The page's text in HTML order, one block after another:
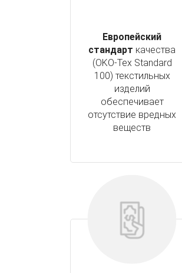
Европейский
стандарт качества
(OKO-Tex Standard
100) текстильных
изделий
обеспечивает
отсутствие вредных
веществ